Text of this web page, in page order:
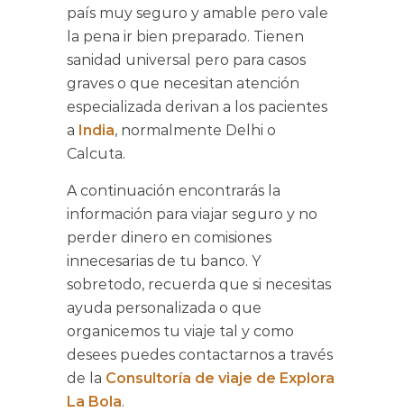
país muy seguro y amable pero vale
la pena ir bien preparado. Tienen
sanidad universal pero para casos
graves o que necesitan atención
especializada derivan a los pacientes
a India, normalmente Delhi o
Calcuta.
A continuación encontrarás la
información para viajar seguro y no
perder dinero en comisiones
innecesarias de tu banco. Y
sobretodo, recuerda que si necesitas
ayuda personalizada o que
organicemos tu viaje tal y como
desees puedes contactarnos a través
de la Consultoría de viaje de Explora
La Bola.